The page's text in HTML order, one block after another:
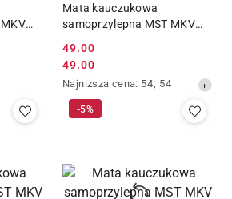
Mata kauczukowa
samoprzylepna MST MKV
Cena
promocyjna:
49.00
Cena
promocyjna:
49.00
Najniższa
cena
obniżką
Najniższa cena: 54, 54
-5%